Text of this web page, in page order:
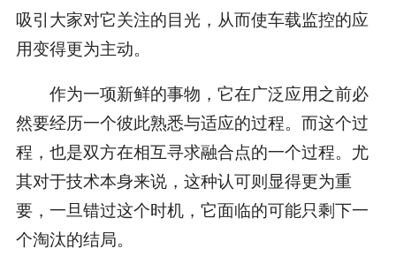
吸引大家对它关注的目光，从而使车载监控的应
用变得更为主动。
作为一项新鲜的事物，它在广泛应用之前必
然要经历一个彼此熟悉与适应的过程。而这个过
程，也是双方在相互寻求融合点的一个过程。尤
其对于技术本身来说，这种认可则显得更为重
要，一旦错过这个时机，它面临的可能只剩下一
个淘汰的结局。